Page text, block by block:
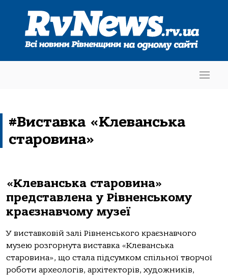
#Виставка «Клеванська
старовина»
«Клеванська старовина»
представлена у Рівненському
краєзнавчому музеї
У виставковій залі Рівненського краєзнавчого
музею розгорнута виставка «Клеванська
старовина», що стала підсумком спільної творчої
роботи археологів, архітекторів, художників,